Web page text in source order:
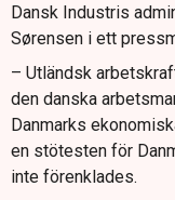
Dansk Industris
Sørensen i ett
– Utländsk
den danska
Danmarks
en stötesten för
inte förenklades.